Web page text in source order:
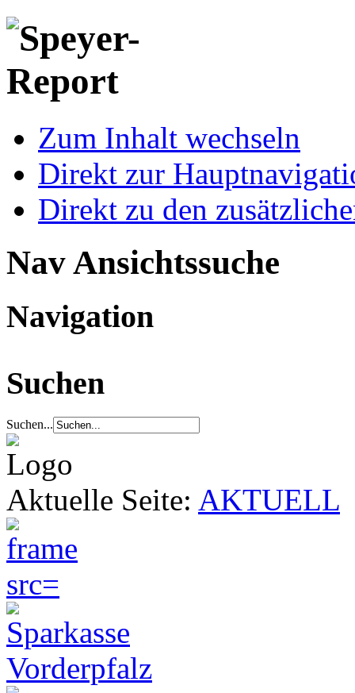
Zum Inhalt wechseln
Direkt zur
Direkt zu den
Nav Ansichtssuche
Navigation
Suchen
Suchen...
Aktuelle Seite: AKTUELL